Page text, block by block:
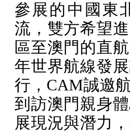
參展的中國東
流，雙方希望
區至澳門的直
年世界航線發
行， CAM誠邀
到訪澳門親身
展現況與潛力